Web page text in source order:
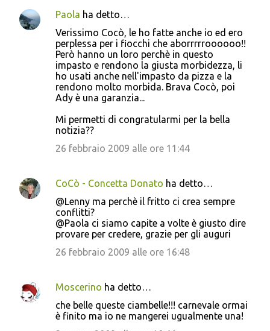
Paola ha detto…
Verissimo Cocò, le ho fatte anche io ed ero
perplessa per i fiocchi che aborrrrroooooo!!
Però hanno un loro perchè in questo
impasto e rendono la giusta morbidezza, li
ho usati anche nell'impasto da pizza e la
rendono molto morbida. Brava Cocò, poi
Ady è una garanzia...
Mi permetti di congratularmi per la bella
notizia??
26 febbraio 2009 alle ore 11:44
CoCò - Concetta Donato ha detto…
@Lenny ma perchè il fritto ci crea sempre
conflitti?
@Paola ci siamo capite a volte è giusto dire
provare per credere, grazie per gli auguri
26 febbraio 2009 alle ore 16:48
Moscerino ha detto…
che belle queste ciambelle!!! carnevale ormai
è finito ma io ne mangerei ugualmente una!